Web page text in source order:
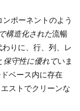
ンポーネントのよう
で構造化された流暢
りに、行、列、レ
保守性に優れていま
ベース内に存在
ストでクリーンな